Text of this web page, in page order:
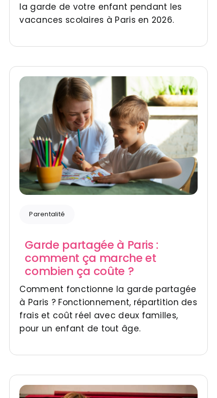
la garde de votre enfant pendant les
vacances scolaires à Paris en 2026.
Parentalité
Garde partagée à Paris :
comment ça marche et
combien ça coûte ?
Comment fonctionne la garde partagée
à Paris ? Fonctionnement, répartition des
frais et coût réel avec deux familles,
pour un enfant de tout âge.